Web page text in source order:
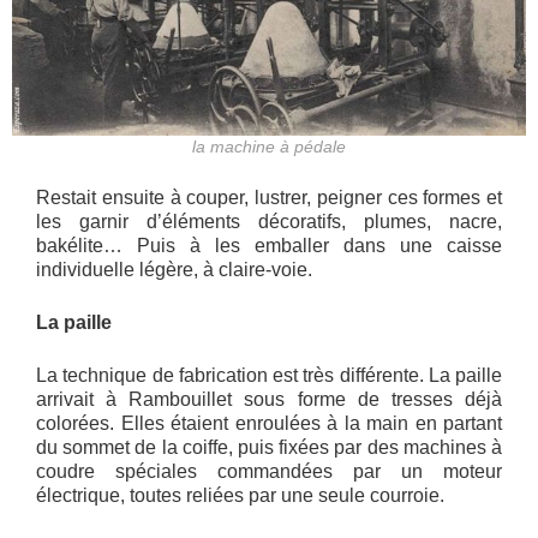
la machine à pédale
Restait ensuite à couper, lustrer, peigner ces formes et
les garnir d’éléments décoratifs, plumes, nacre,
bakélite… Puis à les emballer dans une caisse
individuelle légère, à claire-voie.
La paille
La technique de fabrication est très différente. La paille
arrivait à Rambouillet sous forme de tresses déjà
colorées. Elles étaient enroulées à la main en partant
du sommet de la coiffe, puis fixées par des machines à
coudre spéciales commandées par un moteur
électrique, toutes reliées par une seule courroie.